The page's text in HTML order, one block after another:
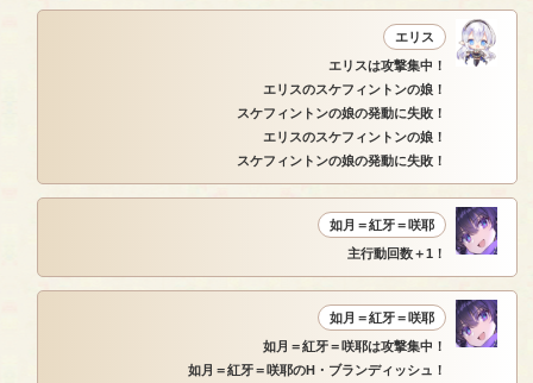
エリス
エリスは攻撃集中！
エリスのスケフィントンの娘！
スケフィントンの娘の発動に失敗！
エリスのスケフィントンの娘！
スケフィントンの娘の発動に失敗！
如月＝紅牙＝咲耶
主行動回数＋1！
如月＝紅牙＝咲耶
如月＝紅牙＝咲耶は攻撃集中！
如月＝紅牙＝咲耶のH・ブランディッシュ！